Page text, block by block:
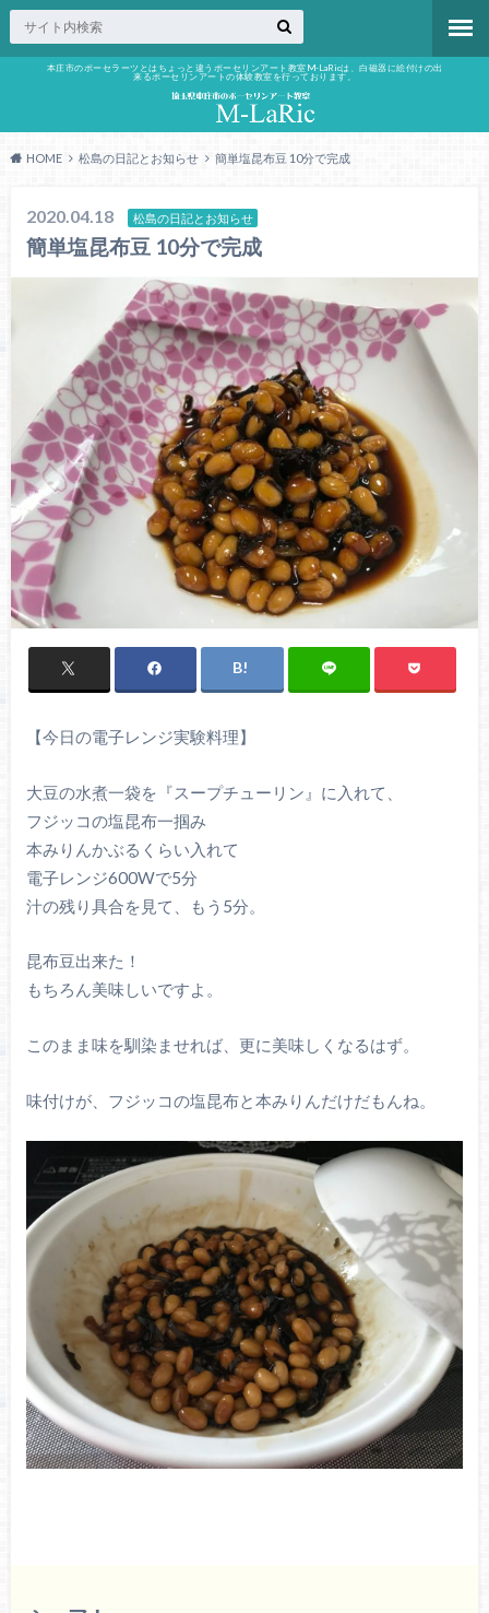
本庄市のポーセラーツとはちょっと違うポーセリンアート教室M-LaRicは、白磁器に絵付けの出
来るポーセリンアートの体験教室を行っております。
HOME 松島の日記とお知らせ 簡単塩昆布豆 10分で完成
2020.04.18 松島の日記とお知らせ
簡単塩昆布豆 10分で完成
【今日の電子レンジ実験料理】
大豆の水煮一袋を『スープチューリン』に入れて、
フジッコの塩昆布一掴み
本みりんかぶるくらい入れて
電子レンジ600Wで5分
汁の残り具合を見て、もう5分。
昆布豆出来た！
もちろん美味しいですよ。
このまま味を馴染ませれば、更に美味しくなるはず。
味付けが、フジッコの塩昆布と本みりんだけだもんね。